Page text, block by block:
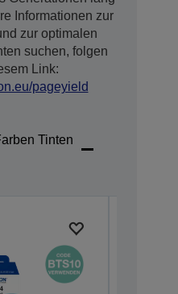
Informationen zur
zur optimalen
suchen, folgen
Link:
pageyield
Tinten